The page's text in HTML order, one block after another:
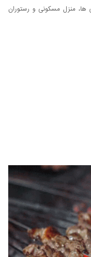
ها، منزل مسکونی و رستوران